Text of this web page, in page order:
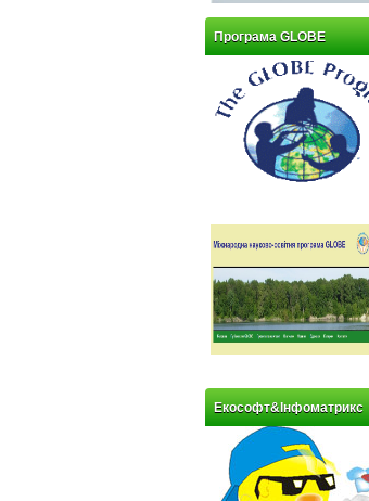
Програма GLOBE
Екософт&Інфоматрикс